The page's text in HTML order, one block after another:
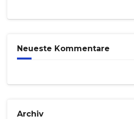
Neueste Kommentare
Archiv